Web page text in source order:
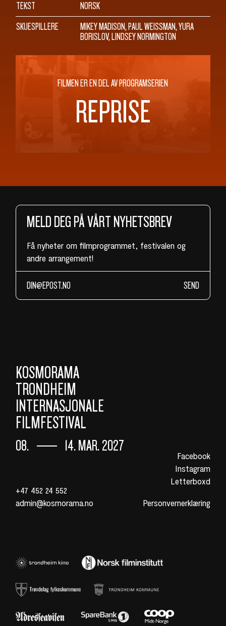
TEKST
NORSK
SKUESPILLERE
MIKEY MADISON, PAUL WEISSMAN, YURA
BORISLOV, LINDSEY NORMINGTON
FILMEN ER EN DEL AV PROGRAMSERIEN
REPRISE
MELD DEG PÅ VÅRT NYHETSBREV
Få nyheter om filmprogrammet, festivalen og
andre arrangement!
SEND
KOSMORAMA
TRONDHEIM
INTERNASJONALE
FILMFESTIVAL
08. 14. MAR. 2027
+47 452 24 552
admin@kosmorama.no
Facebook
Instagram
Letterboxd
Personvernerklæring